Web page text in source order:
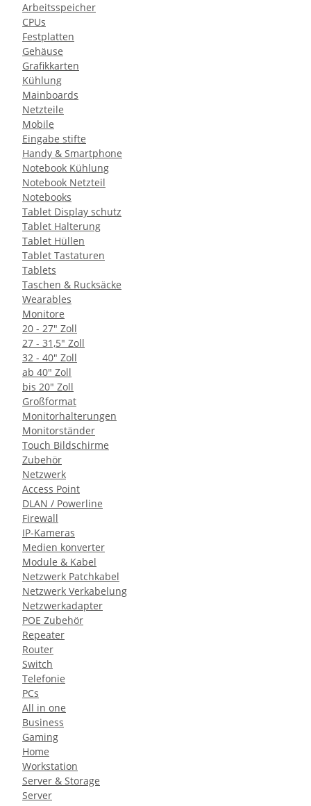
Arbeitsspeicher
CPUs
Festplatten
Gehäuse
Grafikkarten
Kühlung
Mainboards
Netzteile
Mobile
Eingabe stifte
Handy & Smartphone
Notebook Kühlung
Notebook Netzteil
Notebooks
Tablet Display schutz
Tablet Halterung
Tablet Hüllen
Tablet Tastaturen
Tablets
Taschen & Rucksäcke
Wearables
Monitore
20 - 27" Zoll
27 - 31,5" Zoll
32 - 40" Zoll
ab 40" Zoll
bis 20" Zoll
Großformat
Monitorhalterungen
Monitorständer
Touch Bildschirme
Zubehör
Netzwerk
Access Point
DLAN / Powerline
Firewall
IP-Kameras
Medien konverter
Module & Kabel
Netzwerk Patchkabel
Netzwerk Verkabelung
Netzwerkadapter
POE Zubehör
Repeater
Router
Switch
Telefonie
PCs
All in one
Business
Gaming
Home
Workstation
Server & Storage
Server